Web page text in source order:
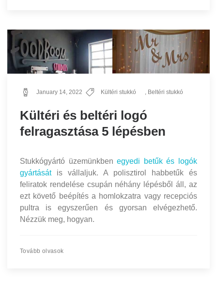
January 14, 2022 Kültéri stukkó Beltéri stukkó
Kültéri és beltéri logó
felragasztása 5 lépésben
Stukkógyártó üzemünkbenegyedi betűk és logók
gyártásátis vállaljuk. A polisztirol habbetűk és
feliratok rendelése csupán néhány lépésből áll, az
ezt követő beépítés a homlokzatra vagy recepciós
pultra is egyszerűen és gyorsan elvégezhető.
Nézzük meg, hogyan.
Tovább olvasok